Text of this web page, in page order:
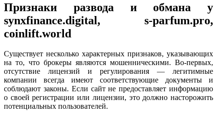
Признаки развода и обмана у
synxfinance.digital, s-parfum.pro,
coinlift.world
Существует несколько характерных признаков, указывающих
на то, что брокеры являются мошенническими. Во-первых,
отсутствие лицензий и регулирования — легитимные
компании всегда имеют соответствующие документы и
соблюдают законы. Если сайт не предоставляет информацию
о своей регистрации или лицензии, это должно насторожить
потенциальных пользователей.